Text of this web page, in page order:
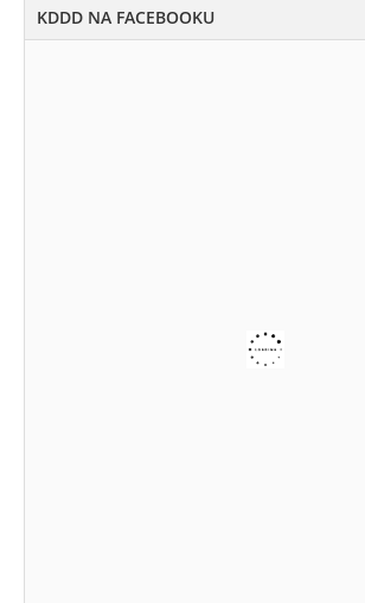
KDDD NA FACEBOOKU